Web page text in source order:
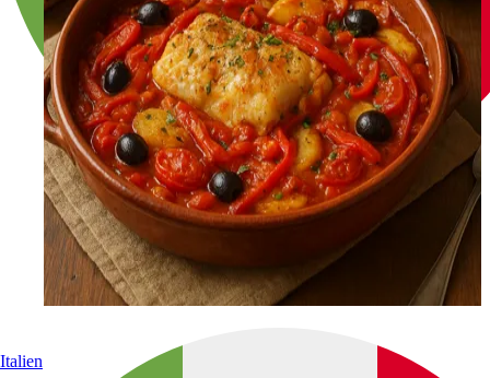
Italien